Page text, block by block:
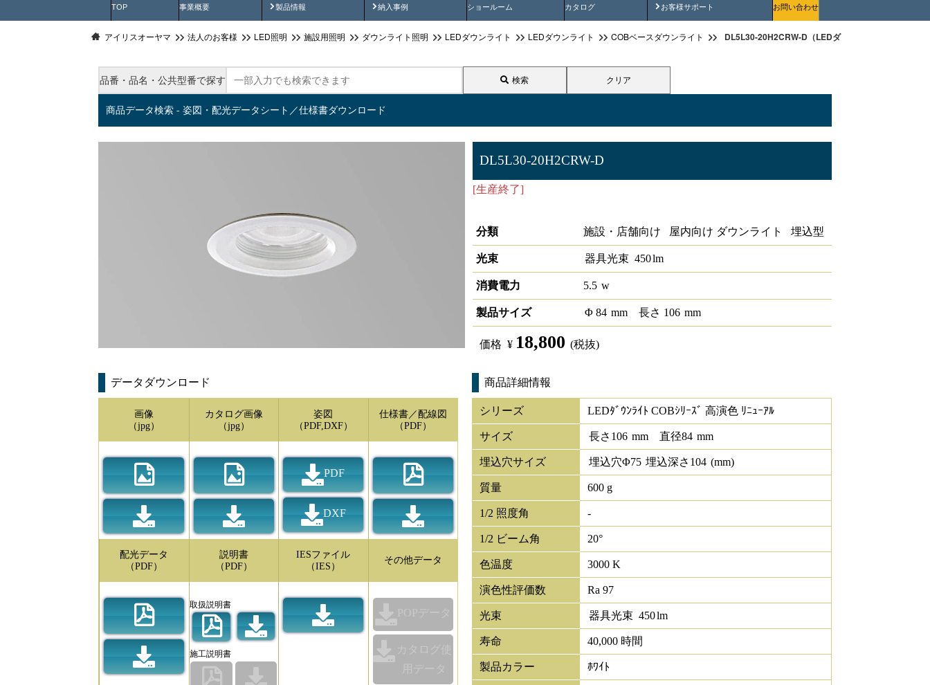
TOP 事業概要 製品情報
製品動画 納入事例
納入事例動画 ショールーム カタログ お客様サポート
安全にご使用いただくためにお問い合わせ
アイリスオーヤマ 法人のお客様 LED照明 施設用照明 ダウンライト照明 LEDダウンライト LEDダウンライト COBベースダウンライト DL5L30-20H2CRW-D（LEDダウンライト高演色タ
品番・品名・公共型番で探す 検索 クリア
商品データ検索 - 姿図・配光データシート／仕様書ダウンロード
DL5L30-20H2CRW-D
[生産終了]
分類
施設・店舗向け 屋内向け ダウンライト 埋込型
光束 器具光束 450lm
消費電力 5.5 w
製品サイズ Φ84 mm 長さ 106 mm
価格 ¥ 18,800 (税抜)
データダウンロード
画像
（jpg）
カタログ画像
（jpg）
姿図
（PDF,DXF）
PDF
DXF
仕様書／配線図
（PDF）
配光データ
（PDF）
説明書
（PDF）
取扱説明書
施工説明書
IESファイル
（IES）
その他データ
POPデータ
カタログ使
用データ
商品詳細情報
シリーズ LEDﾀﾞｳﾝﾗｲﾄ COBｼﾘｰｽﾞ 高演色 ﾘﾆｭｰｱﾙ
サイズ 長さ 106 mm 直径84 mm
埋込穴サイズ 埋込穴Φ75 埋込深さ 104 (mm)
質量 600 g
1/2 照度角 -
1/2 ビーム角 20°
色温度 3000 K
演色性評価数 Ra 97
光束 器具光束 450lm
寿命 40,000 時間
製品カラー ﾎﾜｲﾄ